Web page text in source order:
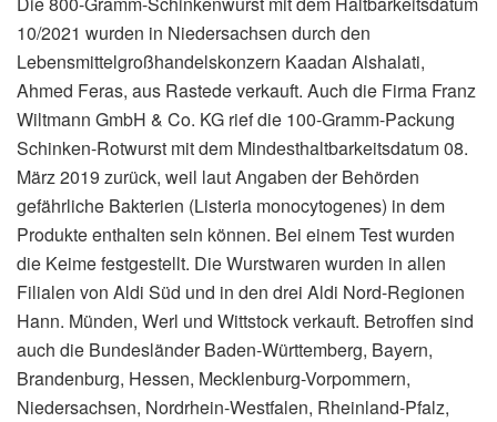
10/2021 wurden in Niedersachsen durch den
Lebensmittelgroßhandelskonzern Kaadan Alshalati,
Ahmed Feras, aus Rastede verkauft. Auch die Firma Franz
Wiltmann GmbH & Co. KG rief die 100-Gramm-Packung
Schinken-Rotwurst mit dem Mindesthaltbarkeitsdatum 08.
März 2019 zurück, weil laut Angaben der Behörden
gefährliche Bakterien (Listeria monocytogenes) in dem
Produkte enthalten sein können. Bei einem Test wurden
die Keime festgestellt. Die Wurstwaren wurden in allen
Filialen von Aldi Süd und in den drei Aldi Nord-Regionen
Hann. Münden, Werl und Wittstock verkauft. Betroffen sind
auch die Bundesländer Baden-Württemberg, Bayern,
Brandenburg, Hessen, Mecklenburg-Vorpommern,
Niedersachsen, Nordrhein-Westfalen, Rheinland-Pfalz,